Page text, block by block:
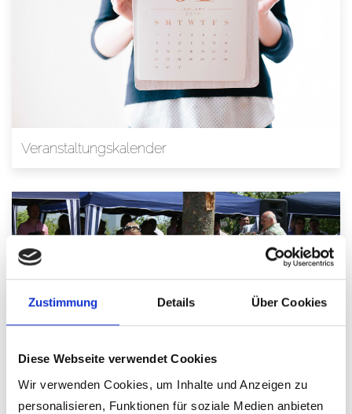
Zustimmung Details Über Cookies
Diese Webseite verwendet Cookies
Wir verwenden Cookies, um Inhalte und Anzeigen zu
personalisieren, Funktionen für soziale Medien anbieten
Veranstaltungskalender